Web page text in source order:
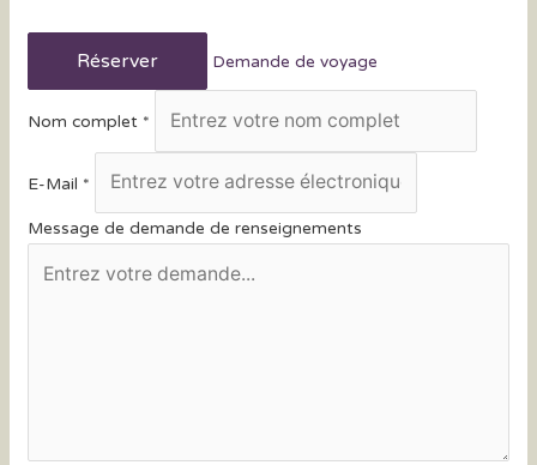
Réserver Demande de voyage
Nom complet *
E-Mail *
Message de demande de renseignements